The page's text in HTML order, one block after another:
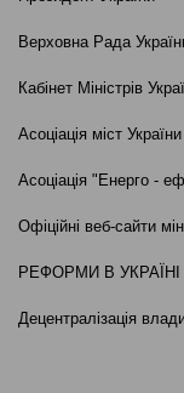
Верховна Рада
Кабінет Міністрів
Асоціація міст України
Асоціація "Енерго -
Офіційні веб-сайти
РЕФОРМИ В УКРАЇНІ
Децентралізація